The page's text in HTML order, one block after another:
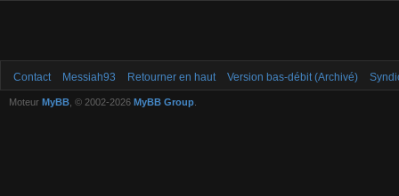
Contact Messiah93 Retourner en haut Version bas-débit (Archivé)
Moteur MyBB , © 2002-2026 MyBB Group